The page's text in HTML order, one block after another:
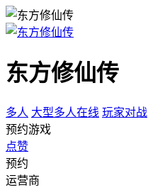
东方修仙传
多人 大型多人在线 玩家对战
预约游戏
点赞
预约
运营商